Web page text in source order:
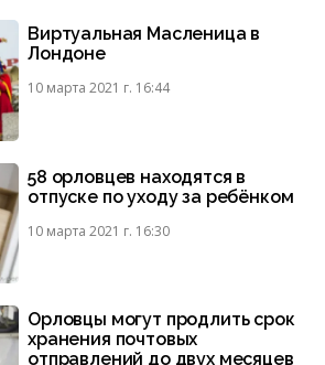
Виртуальная Масленица в
Лондоне
10 марта 2021 г. 16:44
58 орловцев находятся в
отпуске по уходу за ребёнком
10 марта 2021 г. 16:30
Орловцы могут продлить срок
хранения почтовых
отправлений до двух месяцев